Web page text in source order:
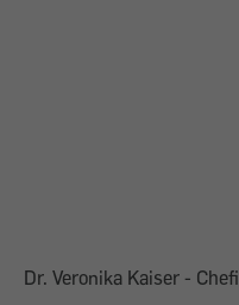
Dr. Veronika Kaiser -